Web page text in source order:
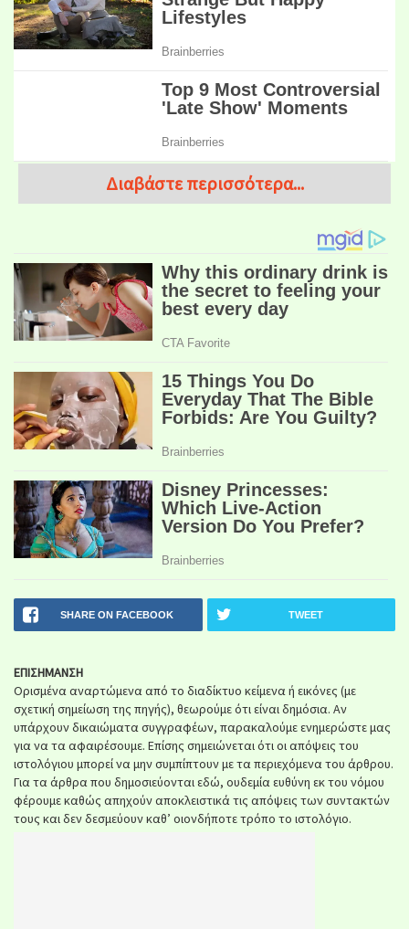
Διαβάστε περισσότερα...
SHARE ON FACEBOOK TWEET
ΕΠΙΣΗΜΑΝΣΗ
Ορισμένα αναρτώμενα από το διαδίκτυο κείμενα ή εικόνες (με
σχετική σημείωση της πηγής), θεωρούμε ότι είναι δημόσια. Αν
υπάρχουν δικαιώματα συγγραφέων, παρακαλούμε ενημερώστε μας
για να τα αφαιρέσουμε. Επίσης σημειώνεται ότι οι απόψεις του
ιστολόγιου μπορεί να μην συμπίπτουν με τα περιεχόμενα του άρθρου.
Για τα άρθρα που δημοσιεύονται εδώ, ουδεμία ευθύνη εκ του νόμου
φέρουμε καθώς απηχούν αποκλειστικά τις απόψεις των συντακτών
τους και δεν δεσμεύουν καθ’ οιονδήποτε τρόπο το ιστολόγιο.